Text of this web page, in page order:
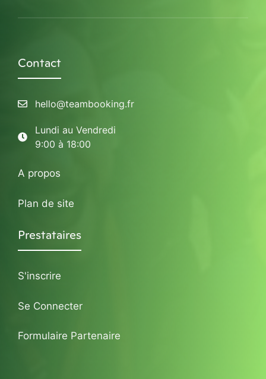
Contact
hello@teambooking.fr
Lundi au Vendredi
9:00 à 18:00
A propos
Plan de site
Prestataires
S'inscrire
Se Connecter
Formulaire Partenaire